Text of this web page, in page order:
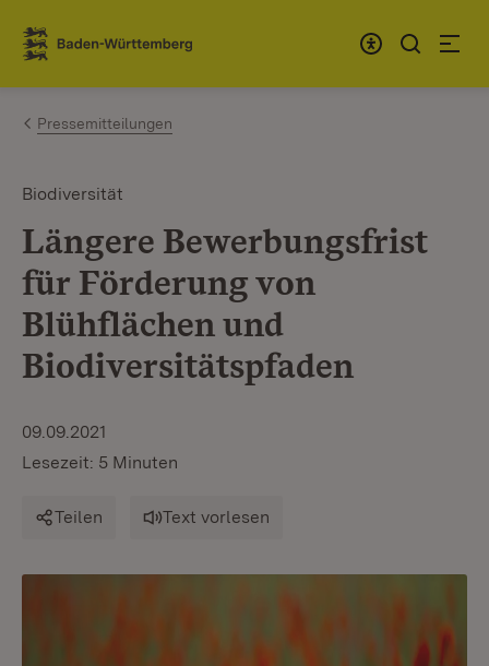
Zum Inhalt springen
Link zur Startseite
Pressemitteilungen
Biodiversität
Längere Bewerbungsfrist
für Förderung von
Blühflächen und
Biodiversitätspfaden
09.09.2021
Lesezeit: 5 Minuten
Teilen Text vorlesen